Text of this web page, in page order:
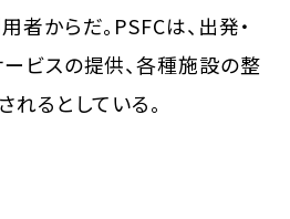
からだ。PSFCは、出発・
ビスの提供、各種施設の整
るとしている。